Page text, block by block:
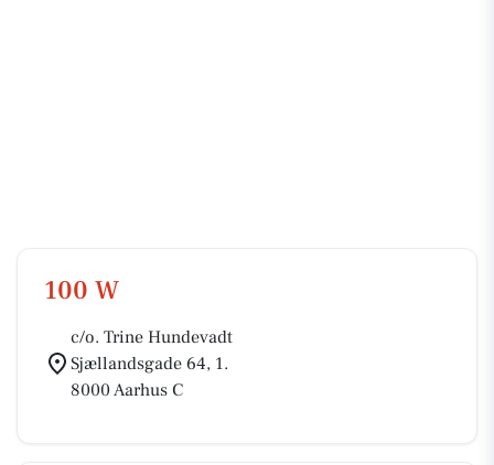
100 W
c/o. Trine Hundevadt
Sjællandsgade 64, 1.
8000 Aarhus C